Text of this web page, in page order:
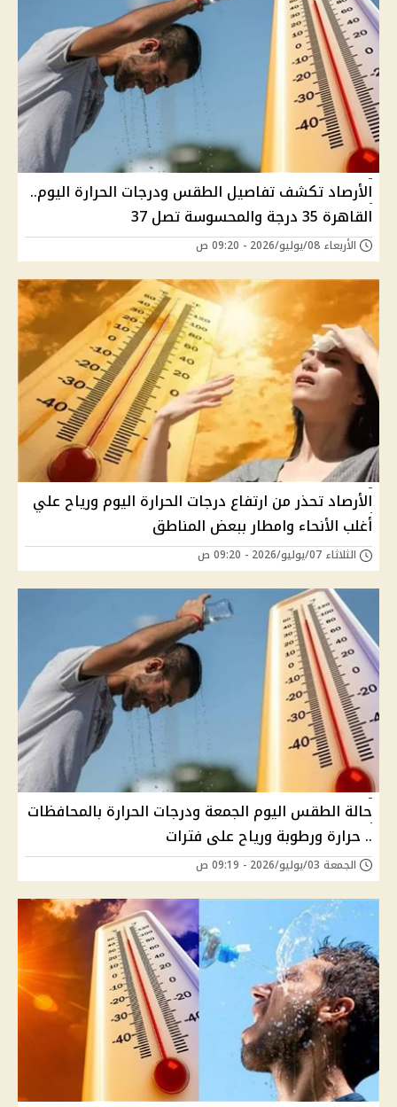
الأرصاد تكشف تفاصيل الطقس ودرجات الحرارة اليوم..
القاهرة 35 درجة والمحسوسة تصل 37
الأربعاء 08/يوليو/2026 - 09:20 ص
الأرصاد تحذر من ارتفاع درجات الحرارة اليوم ورياح علي
أغلب الأنحاء وامطار ببعض المناطق
الثلاثاء 07/يوليو/2026 - 09:20 ص
حالة الطقس اليوم الجمعة ودرجات الحرارة بالمحافظات
.. حرارة ورطوبة ورياح على فترات
الجمعة 03/يوليو/2026 - 09:19 ص